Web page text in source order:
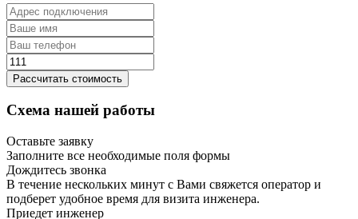
Рассчитать стоимость
Схема нашей работы
Оставьте заявку
Заполните все необходимые поля формы
Дождитесь звонка
В течение нескольких минут с Вами свяжется оператор и
подберет удобное время для визита инженера.
Приедет инженер